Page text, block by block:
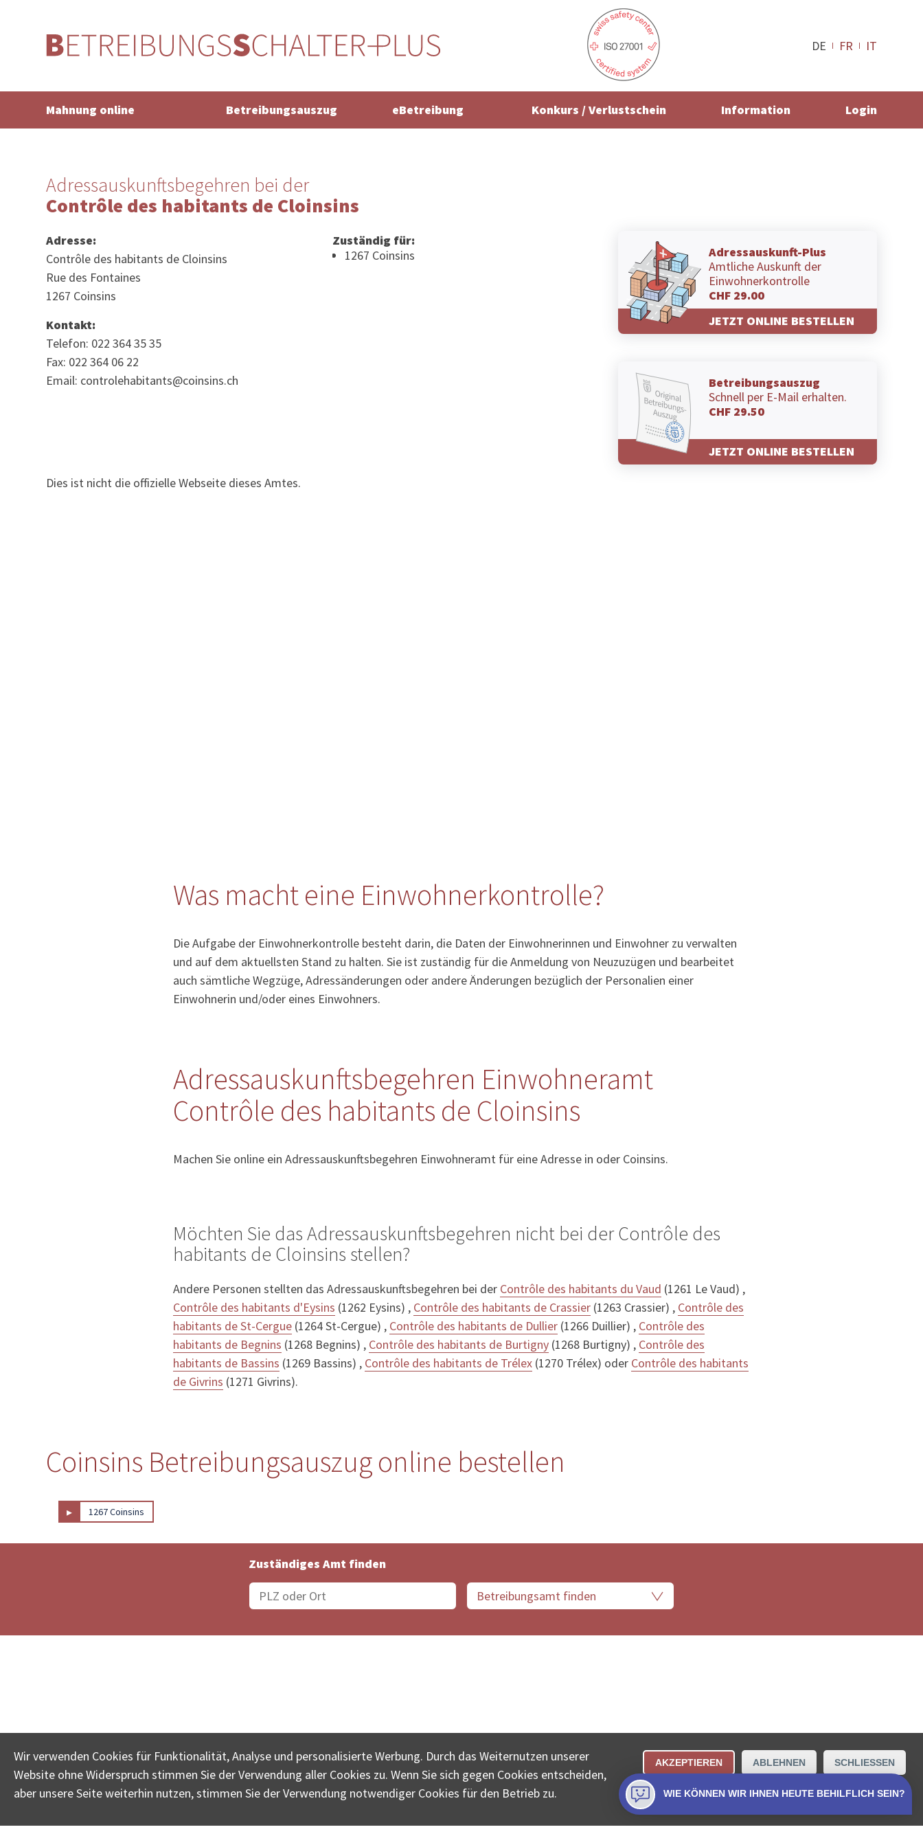
DE FR IT
Mahnung online Betreibungsauszug eBetreibung Konkurs / Verlustschein Information Login
Adressauskunftsbegehren bei der
Contrôle des habitants de Cloinsins
Adresse:
Contrôle des habitants de Cloinsins
Rue des Fontaines
1267 Coinsins
Kontakt:
Telefon: 022 364 35 35
Fax: 022 364 06 22
Email: controlehabitants@coinsins.ch
Zuständig für:
1267 Coinsins
Adressauskunft-Plus
Amtliche Auskunft der
Einwohnerkontrolle
CHF 29.00
JETZT ONLINE BESTELLEN
Betreibungsauszug
Schnell per E-Mail erhalten.
CHF 29.50
JETZT ONLINE BESTELLEN
Dies ist nicht die offizielle Webseite dieses Amtes.
Was macht eine Einwohnerkontrolle?
Die Aufgabe der Einwohnerkontrolle besteht darin, die Daten der Einwohnerinnen und Einwohner zu verwalten
und auf dem aktuellsten Stand zu halten. Sie ist zuständig für die Anmeldung von Neuzuzügen und bearbeitet
auch sämtliche Wegzüge, Adressänderungen oder andere Änderungen bezüglich der Personalien einer
Einwohnerin und/oder eines Einwohners.
Adressauskunftsbegehren Einwohneramt
Contrôle des habitants de Cloinsins
Machen Sie online ein Adressauskunftsbegehren Einwohneramt für eine Adresse in oder Coinsins.
Möchten Sie das Adressauskunftsbegehren nicht bei der Contrôle des
habitants de Cloinsins stellen?
Andere Personen stellten das Adressauskunftsbegehren bei der Contrôle des habitants du Vaud (1261 Le Vaud) ,
Contrôle des habitants d'Eysins (1262 Eysins) , Contrôle des habitants de Crassier (1263 Crassier) , Contrôle des
habitants de St-Cergue (1264 St-Cergue) , Contrôle des habitants de Dullier (1266 Duillier) , Contrôle des
habitants de Begnins (1268 Begnins) , Contrôle des habitants de Burtigny (1268 Burtigny) , Contrôle des
habitants de Bassins (1269 Bassins) , Contrôle des habitants de Trélex (1270 Trélex) oder Contrôle des habitants
de Givrins (1271 Givrins).
Coinsins Betreibungsauszug online bestellen
▸ 1267 Coinsins
Zuständiges Amt finden
Wir verwenden Cookies für Funktionalität, Analyse und personalisierte Werbung. Durch das Weiternutzen unserer
Website ohne Widerspruch stimmen Sie der Verwendung aller Cookies zu. Wenn Sie sich gegen Cookies entscheiden,
aber unsere Seite weiterhin nutzen, stimmen Sie der Verwendung notwendiger Cookies für den Betrieb zu.
AKZEPTIEREN ABLEHNEN SCHLIESSEN
WIE KÖNNEN WIR IHNEN HEUTE BEHILFLICH SEIN?
© COLLECTA AG
www.betreibungsschalter-plus.ch ist eine Dienstleistungsplattform der Collecta AG.